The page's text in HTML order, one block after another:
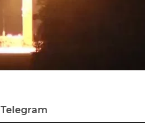
Telegram